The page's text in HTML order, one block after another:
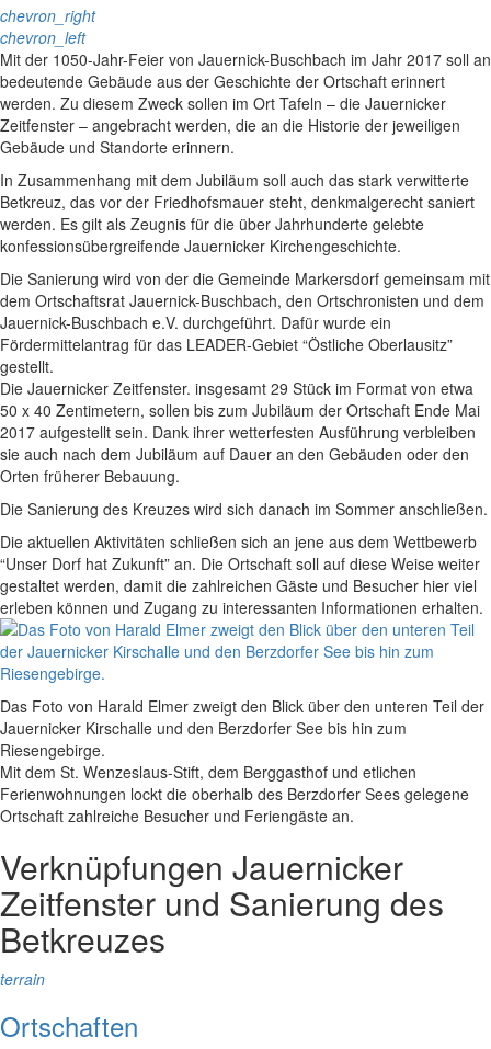
chevron_right
chevron_left
Mit der 1050-Jahr-Feier von Jauernick-Buschbach im Jahr 2017 soll an
bedeutende Gebäude aus der Geschichte der Ortschaft erinnert
werden. Zu diesem Zweck sollen im Ort Tafeln – die Jauernicker
Zeitfenster – angebracht werden, die an die Historie der jeweiligen
Gebäude und Standorte erinnern.
In Zusammenhang mit dem Jubiläum soll auch das stark verwitterte
Betkreuz, das vor der Friedhofsmauer steht, denkmalgerecht saniert
werden. Es gilt als Zeugnis für die über Jahrhunderte gelebte
konfessionsübergreifende Jauernicker Kirchengeschichte.
Die Sanierung wird von der die Gemeinde Markersdorf gemeinsam mit
dem Ortschaftsrat Jauernick-Buschbach, den Ortschronisten und dem
Jauernick-Buschbach e.V. durchgeführt. Dafür wurde ein
Fördermittelantrag für das LEADER-Gebiet “Östliche Oberlausitz”
gestellt.
Die Jauernicker Zeitfenster. insgesamt 29 Stück im Format von etwa
50 x 40 Zentimetern, sollen bis zum Jubiläum der Ortschaft Ende Mai
2017 aufgestellt sein. Dank ihrer wetterfesten Ausführung verbleiben
sie auch nach dem Jubiläum auf Dauer an den Gebäuden oder den
Orten früherer Bebauung.
Die Sanierung des Kreuzes wird sich danach im Sommer anschließen.
Die aktuellen Aktivitäten schließen sich an jene aus dem Wettbewerb
“Unser Dorf hat Zukunft” an. Die Ortschaft soll auf diese Weise weiter
gestaltet werden, damit die zahlreichen Gäste und Besucher hier viel
erleben können und Zugang zu interessanten Informationen erhalten.
Das Foto von Harald Elmer zweigt den Blick über den unteren Teil der
Jauernicker Kirschalle und den Berzdorfer See bis hin zum
Riesengebirge.
Mit dem St. Wenzeslaus-Stift, dem Berggasthof und etlichen
Ferienwohnungen lockt die oberhalb des Berzdorfer Sees gelegene
Ortschaft zahlreiche Besucher und Feriengäste an.
Verknüpfungen Jauernicker
Zeitfenster und Sanierung des
Betkreuzes
terrain
Ortschaften